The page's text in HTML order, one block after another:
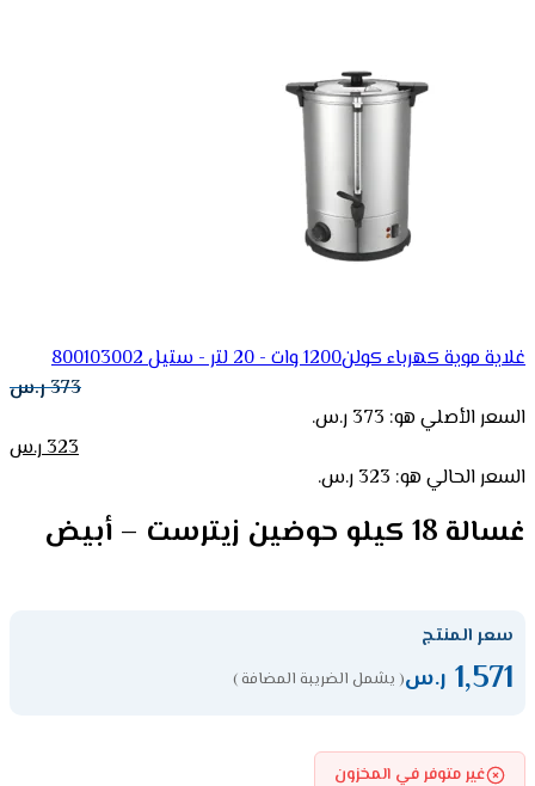
غلاية موية كهرباء كولن1200 وات - 20 لتر - ستيل 800103002
373ر.س
السعر الأصلي هو: 373 ر.س.
323ر.س
السعر الحالي هو: 323 ر.س.
غسالة 18 كيلو حوضين زيترست – أبيض
سعر المنتج
1,571 ر.س( يشمل الضريبة المضافة )
غير متوفر في المخزون